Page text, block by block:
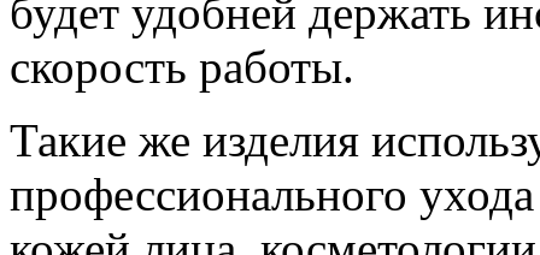
будет удобней держать
скорость работы.
Такие же изделия
профессионального